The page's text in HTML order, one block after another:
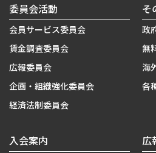
委員会活動
会員サービス委員会
賃金調査委員会
広報委員会
企画・組織強化委員会
経済法制委員会
そ
政
無
海
各
入会案内 広